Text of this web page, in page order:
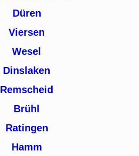
Düren
Viersen
Wesel
Dinslaken
Remscheid
Brühl
Ratingen
Hamm